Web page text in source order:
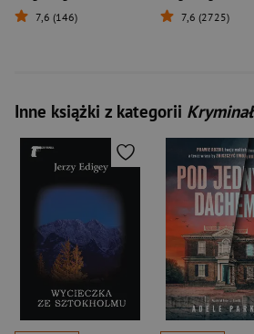
7,6 (146) 7,6 (2725)
Inne książki z kategorii Kryminał